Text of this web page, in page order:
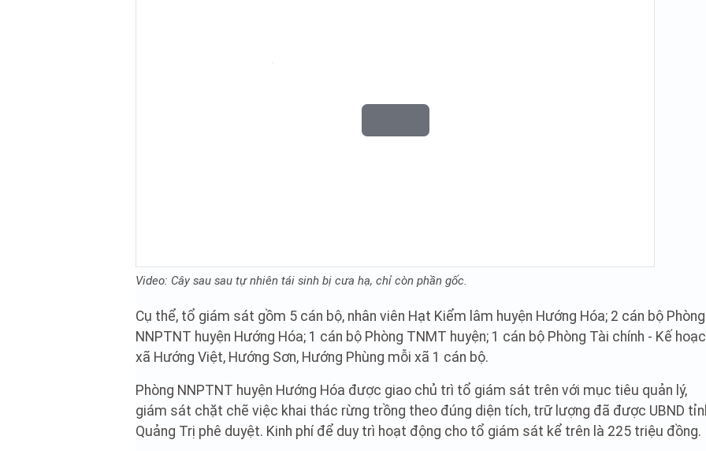
P
V
i
d
e
o
Video: Cây sau sau tự nhiên tái sinh bị cưa hạ, chỉ còn phần gốc.
Cụ thể, tổ giám sát gồm 5 cán bộ, nhân viên Hạt Kiểm lâm huyện Hướng Hóa; 2 cán bộ Phòng
NNPTNT huyện Hướng Hóa; 1 cán bộ Phòng TNMT huyện; 1 cán bộ Phòng Tài chính - Kế
xã Hướng Việt, Hướng Sơn, Hướng Phùng mỗi xã 1 cán bộ.
Phòng NNPTNT huyện Hướng Hóa được giao chủ trì tổ giám sát trên với mục tiêu quản lý,
giám sát chặt chẽ việc khai thác rừng trồng theo đúng diện tích, trữ lượng đã được UBND
Quảng Trị phê duyệt. Kinh phí để duy trì hoạt động cho tổ giám sát kể trên là 225 triệu đồng.